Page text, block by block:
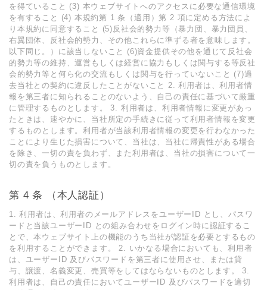
を得ていること (3) 本ウェブサイトへのアクセスに必要な通信環境
を有すること (4) 本規約第 1 条（適⽤）第 2 項に定める⽅法によ
り本規約に同意すること (5)反社会的勢⼒等（暴⼒団、暴⼒団員、
右翼団体、反社会的勢⼒、その他これらに準ずる者を意味します。
以下同じ。）に該当しないこと (6)資⾦提供その他を通じて反社会
的勢⼒等の維持、運営もしくは経営に協⼒もしくは関与する等反社
会的勢⼒等と何ら化の交流もしくは関与を⾏っていないこと (7)過
去当社との契約に違反したことがないこと 2. 利⽤者は、利⽤者情
報を第三者に知られることのないよう、⾃⼰の責任に基づいて厳重
に管理するものとします。 3. 利⽤者は、利⽤者情報に変更があっ
たときは、速やかに、当社所定の⼿続きに従って利⽤者情報を変更
するものとします。利⽤者が当該利⽤者情報の変更を⾏わなかった
ことにより⽣じた損害について、当社は、当社に帰責性がある場合
を除き、⼀切の責を負わず、また利⽤者は、当社の損害について⼀
切の責を負うものとします。
第 4 条 （本⼈認証）
1. 利⽤者は、利⽤者のメールアドレスをユーザーID とし、パスワ
ードと当該ユーザーID との組み合わせをログイン時に認証するこ
とで、本ウェブサイト上の機能のうち当社が認証を必要とするもの
を利⽤することができます。 2. いかなる場合においても、利⽤者
は、ユーザーID 及びパスワードを第三者に使⽤させ、または貸
与、譲渡、名義変更、売買等をしてはならないものとします。 3.
利⽤者は、⾃⼰の責任においてユーザーID 及びパスワードを適切